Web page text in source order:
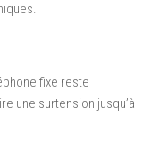
fixe reste
une surtension jusqu’à